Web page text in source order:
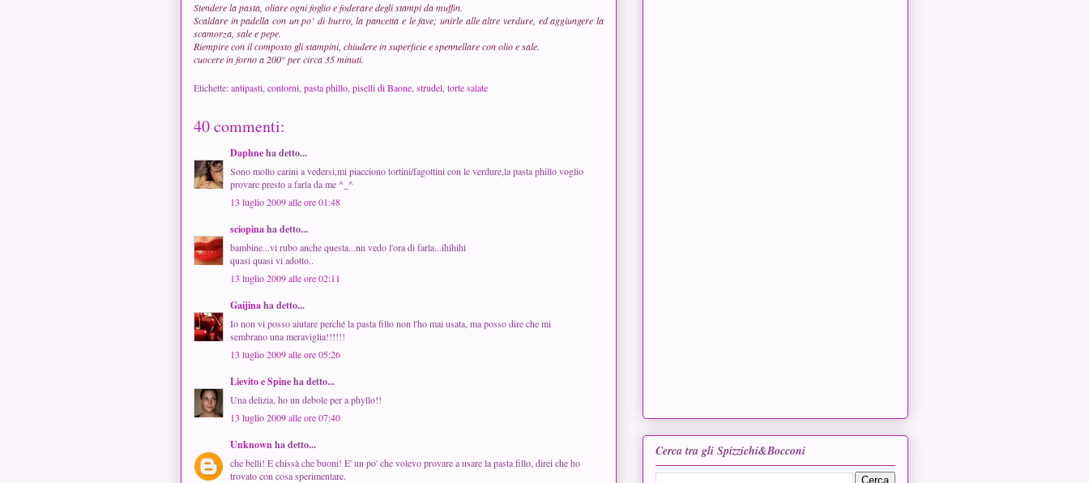
Stendere la pasta, oliare ogni foglio e foderare degli stampi da muffin.
Scaldare in padella con un po’ di burro, la pancetta e le fave; unirle alle altre verdure, ed aggiungere la
scamorza, sale e pepe.
Riempire con il composto gli stampini, chiudere in superficie e spennellare con olio e sale.
cuocere in forno a 200° per circa 35 minuti.
Etichette:antipasti, contorni, pasta phillo, piselli di Baone, strudel, torte salate
40 commenti:
Daphneha detto...
Sono molto carini a vedersi,mi piacciono tortini/fagottini con le verdure,la pasta phillo voglio
provare presto a farla da me ^_^
13 luglio 2009 alle ore 01:48
sciopinaha detto...
bambine...vi rubo anche questa...nn vedo l'ora di farla...ihihihi
quasi quasi vi adotto..
13 luglio 2009 alle ore 02:11
Gaijinaha detto...
Io non vi posso aiutare perché la pasta fillo non l'ho mai usata, ma posso dire che mi
sembrano una meraviglia!!!!!!
13 luglio 2009 alle ore 05:26
Lievito e Spineha detto...
Una delizia, ho un debole per a phyllo!!
13 luglio 2009 alle ore 07:40
Unknownha detto...
che belli! E chissà che buoni! E' un po' che volevo provare a usare la pasta fillo, direi che ho
trovato con cosa sperimentare.
Cerca tra gli Spizzichi&Bocconi